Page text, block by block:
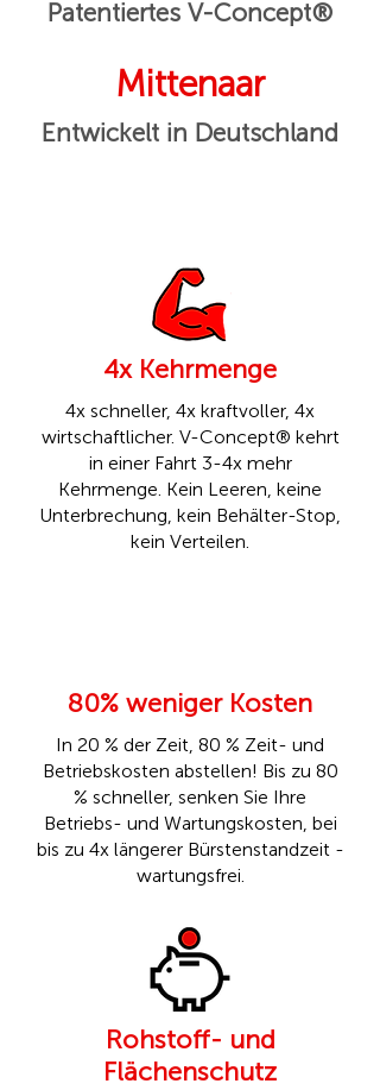
Patentiertes V-Concept®
Mittenaar
Entwickelt in Deutschland
4x Kehrmenge
4x schneller, 4x kraftvoller, 4x
wirtschaftlicher. V-Concept® kehrt
in einer Fahrt 3-4x mehr
Kehrmenge. Kein Leeren, keine
Unterbrechung, kein Behälter-Stop,
kein Verteilen.
80% weniger Kosten
In 20 % der Zeit, 80 % Zeit- und
Betriebskosten abstellen! Bis zu 80
% schneller, senken Sie Ihre
Betriebs- und Wartungskosten, bei
bis zu 4x längerer Bürstenstandzeit -
wartungsfrei.
Rohstoff- und
Flächenschutz